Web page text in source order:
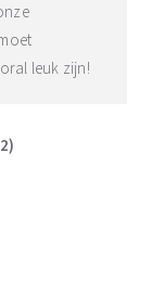
leuk zijn!